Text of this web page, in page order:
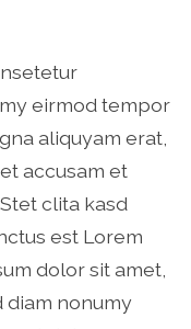
eirmod tempor
aliquyam erat,
accusam et
clita kasd
est Lorem
dolor sit amet,
diam nonumy